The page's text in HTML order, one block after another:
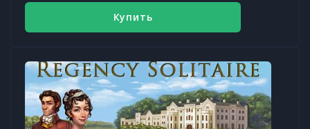
Купить